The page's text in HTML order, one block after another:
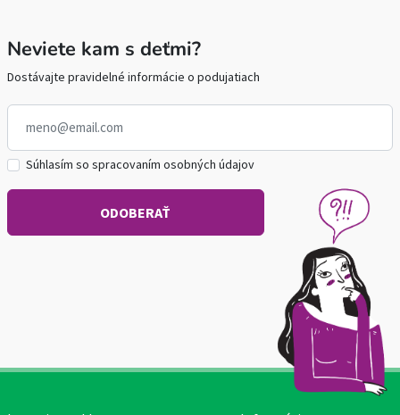
Neviete kam s deťmi?
Dostávajte pravidelné informácie o podujatiach
Súhlasím so spracovaním osobných údajov